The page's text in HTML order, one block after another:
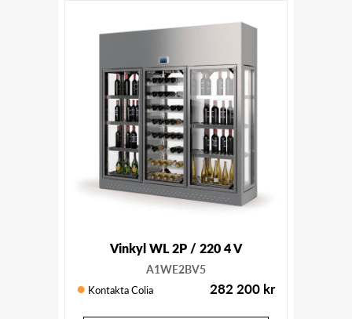
Vinkyl WL 2P / 220 4 V
A1WE2BV5
Kontakta Colia 282 200 kr